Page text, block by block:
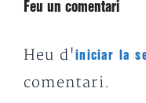
Feu un comentari
Heu d'iniciar la
comentari.